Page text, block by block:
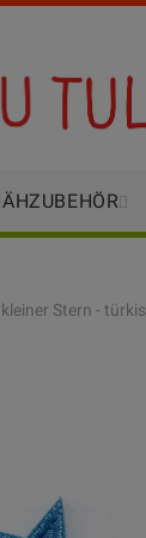
Stern - türkis